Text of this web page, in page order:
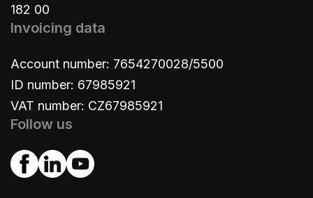
182 00
Invoicing data
Account number: 7654270028/5500
ID number: 67985921
VAT number: CZ67985921
Follow us